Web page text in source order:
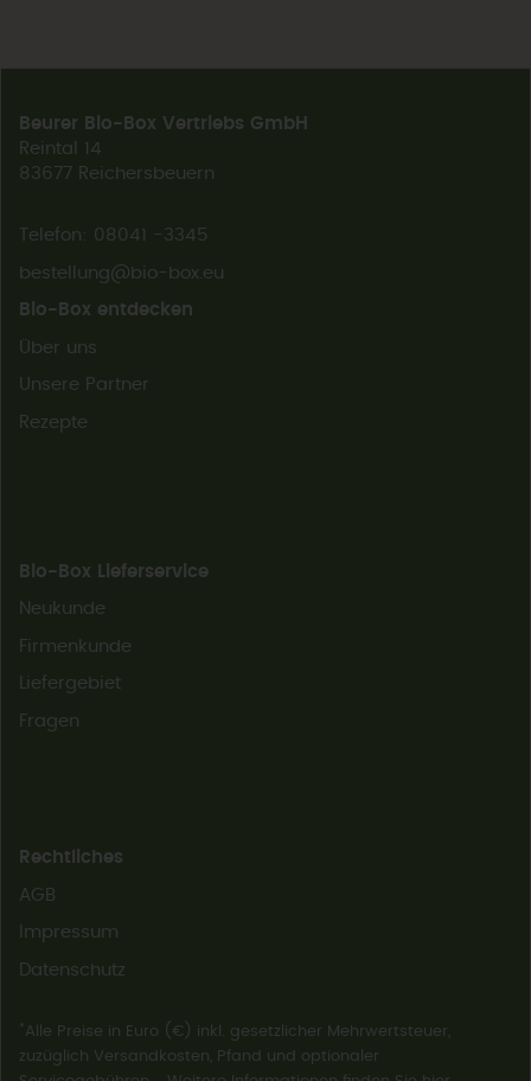
Beurer Bio-Box Vertriebs GmbH
Reintal 14
83677 Reichersbeuern
Telefon: 08041 -3345
bestellung@bio-box.eu
Bio-Box entdecken
Über uns
Unsere Partner
Rezepte
Bio-Box Lieferservice
Neukunde
Firmenkunde
Liefergebiet
Fragen
Rechtliches
AGB
Impressum
Datenschutz
* Alle Preise in Euro (€) inkl. gesetzlicher Mehrwertsteuer,
zuzüglich Versandkosten, Pfand und optionaler